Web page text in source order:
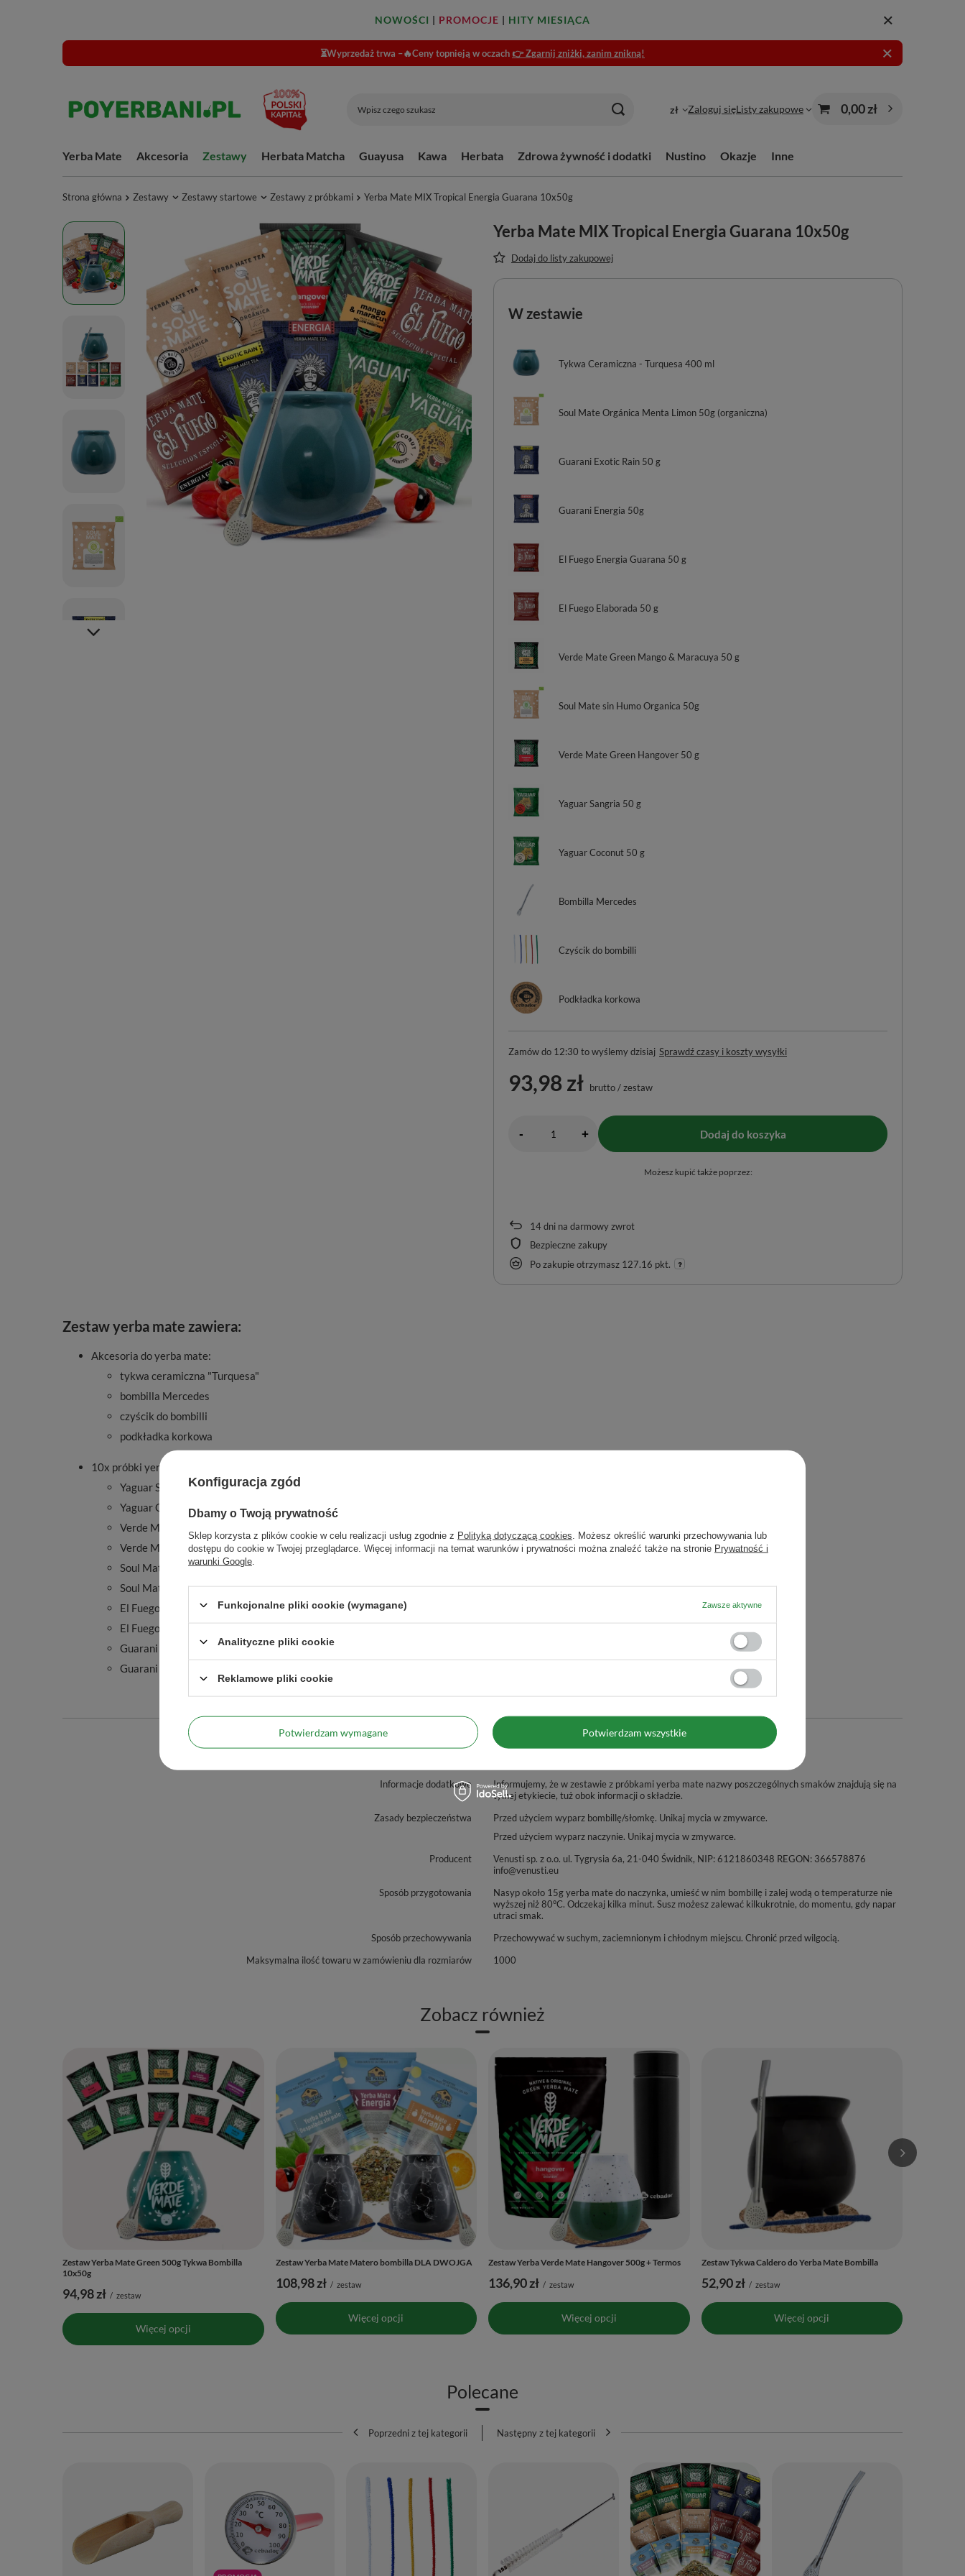
NOWOŚCI | PROMOCJE | HITY MIESIĄCA
⏳Wyprzedaż trwa –🔥Ceny topnieją w oczach 👉 Zgarnij zniżki, zanim znikną!
zł Zaloguj sięListy zakupowe 0,00 zł
Yerba Mate Akcesoria Zestawy Herbata Matcha Guayusa Kawa Herbata Zdrowa żywność i dodatki Nustino Okazje Inne
Strona główna Zestawy Zestawy startowe Zestawy z próbkami Yerba Mate MIX Tropical Energia Guarana 10x50g
Yerba Mate MIX Tropical Energia Guarana 10x50g
Dodaj do listy zakupowej
W zestawie
Tykwa Ceramiczna - Turquesa 400 ml
Soul Mate Orgánica Menta Limon 50g (organiczna)
Guarani Exotic Rain 50 g
Guarani Energia 50g
El Fuego Energia Guarana 50 g
El Fuego Elaborada 50 g
Verde Mate Green Mango & Maracuya 50 g
Soul Mate sin Humo Organica 50g
Verde Mate Green Hangover 50 g
Yaguar Sangria 50 g
Yaguar Coconut 50 g
Bombilla Mercedes
Czyścik do bombilli
Podkładka korkowa
14dni na darmowy zwrot
Bezpieczne zakupy
Po zakupie otrzymasz 127.16 pkt.
Zamów do 12:30 to wyślemy dzisiaj Sprawdź czasy i koszty wysyłki
93,98 zł brutto/zestaw
- + Dodaj do koszyka
Możesz kupić także poprzez:
Zestaw yerba mate zawiera:
Akcesoria do yerba mate:
tykwa ceramiczna "Turquesa"
bombilla Mercedes
czyścik do bombilli
podkładka korkowa
10x próbki yerba mate:
Yaguar Sangria 50g
Yaguar Coconut 50g
Verde Mate Green Hangover 50g
Verde Mate Green Mango & Maracuya 50g
Soul Mate sin Humo Orgánica 50g
Soul Mate Orgánica Menta Limon 50g
El Fuego Elaborada 50g
El Fuego Energia Guarana 50g
Guarani Energia con Guarana 50g
Guarani Exotic Rain 50g
Podmiot odpowiedzialny za ten produkt na terenie UE Venusti sp. z o.o.
Więcej
Informacje dodatkowe
Informujemy, że w zestawie z próbkami yerba mate nazwy poszczególnych smaków znajdują się na
tylnej etykiecie, tuż obok informacji o składzie.
Zasady bezpieczeństwa
Przed użyciem wyparz bombillę/słomkę. Unikaj mycia w zmywarce.
Przed użyciem wyparz naczynie. Unikaj mycia w zmywarce.
Producent
Venusti sp. z o.o. ul. Tygrysia 6a, 21-040 Świdnik, NIP: 6121860348 REGON: 366578876
info@venusti.eu
Sposób przygotowania
Nasyp około 15g yerba mate do naczynka, umieść w nim bombillę i zalej wodą o temperaturze nie
wyższej niż 80°C. Odczekaj kilka minut. Susz możesz zalewać kilkukrotnie, do momentu, gdy napar
utraci smak.
Sposób przechowywania
Przechowywać w suchym, zaciemnionym i chłodnym miejscu. Chronić przed wilgocią.
Maksymalna ilość towaru w zamówieniu dla rozmiarów
1000
Zobacz również
Zestaw Yerba Mate Green 500g Tykwa Bombilla
10x50g
94,98 zł / zestaw
Więcej opcji
Zestaw Yerba Mate Matero bombilla DLA DWOJGA
108,98 zł / zestaw
Więcej opcji
Zestaw Yerba Verde Mate Hangover 500g + Termos
136,90 zł / zestaw
Więcej opcji
Zestaw Tykwa Caldero do Yerba Mate Bombilla
52,90 zł / zestaw
Więcej opcji
Polecane
Poprzedni z tej kategorii Następny z tej kategorii
Konfiguracja zgód
Dbamy o Twoją prywatność
Sklep korzysta z plików cookie w celu realizacji usług zgodnie z Polityką dotyczącą cookies . Możesz określić warunki przechowywania lub
dostępu do cookie w Twojej przeglądarce. Więcej informacji na temat warunków i prywatności można znaleźć także na stronie Prywatność i
warunki Google
Funkcjonalne pliki cookie (wymagane) Zawsze aktywne
Analityczne pliki cookie
Reklamowe pliki cookie
Potwierdzam wymagane Potwierdzam wszystkie